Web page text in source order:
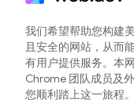
我们希望帮助您构建
且安全的网站，从而
有用户提供服务。本
Chrome 团队成员及
您顺利踏上这一旅程。